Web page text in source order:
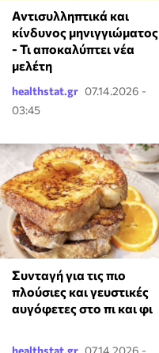
Αντισυλληπτικά και
κίνδυνος μηνιγγιώματος
- Τι αποκαλύπτει νέα
μελέτη
healthstat.gr 07.14.2026 -
03:45
Συνταγή για τις πιο
πλούσιες και γευστικές
αυγόφετες στο πι και φι
healthstat.gr 07.14.2026 -